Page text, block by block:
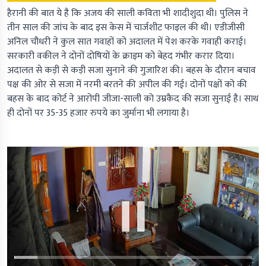
हैरानी की बात ये है कि अजय की साली कविता भी शादीशुदा थी। पुलिस ने
तीन साल की जांच के बाद इस केस में चार्जशीट फाइल की थी। एडीजीसी
अनिल चौधरी ने कुल सात गवाहों को अदालत में पेश करके गवाही कराई।
सरकारी वकील ने दोनों दोषियों के क्राइम को बेहद गंभीर करार दिया।
अदालत से कड़ी से कड़ी सजा सुनाने की गुजारिश की। बहस के दौरान बचाव
पक्ष की ओर से सजा में नरमी बरतने की अपील की गई। दोनों पक्षों को की
बहस के बाद कोर्ट ने आरोपी जीजा-साली को उम्रकैद की सजा सुनाई है। साथ
ही दोनों पर 35-35 हजार रुपये का जुर्माना भी लगाया है।